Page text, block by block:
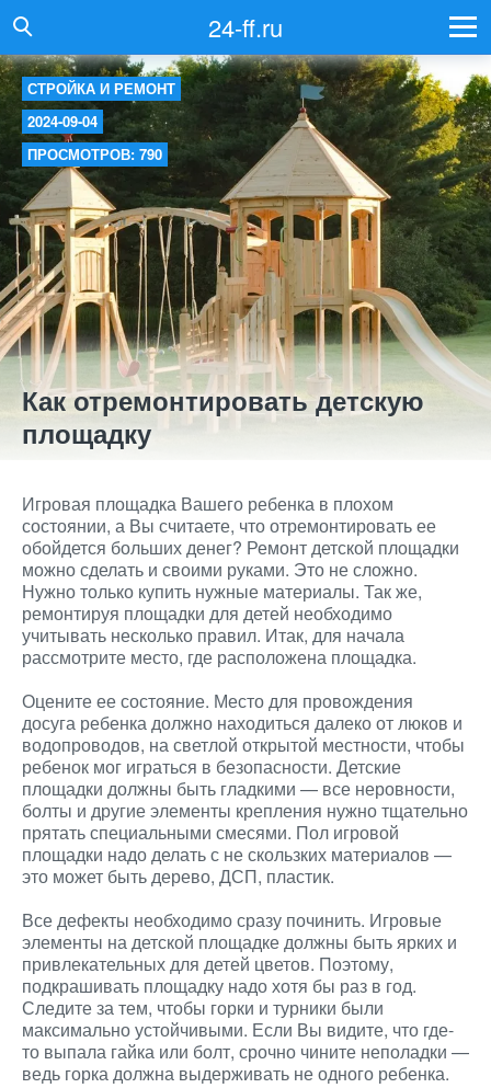
24-ff.ru
СТРОЙКА И РЕМОНТ
2024-09-04
ПРОСМОТРОВ: 790
Как отремонтировать детскую
площадку
Игровая площадка Вашего ребенка в плохом
состоянии, а Вы считаете, что отремонтировать ее
обойдется больших денег? Ремонт детской площадки
можно сделать и своими руками. Это не сложно.
Нужно только купить нужные материалы. Так же,
ремонтируя площадки для детей необходимо
учитывать несколько правил. Итак, для начала
рассмотрите место, где расположена площадка.
Оцените ее состояние. Место для провождения
досуга ребенка должно находиться далеко от люков и
водопроводов, на светлой открытой местности, чтобы
ребенок мог играться в безопасности. Детские
площадки должны быть гладкими — все неровности,
болты и другие элементы крепления нужно тщательно
прятать специальными смесями. Пол игровой
площадки надо делать с не скользких материалов —
это может быть дерево, ДСП, пластик.
Все дефекты необходимо сразу починить. Игровые
элементы на детской площадке должны быть ярких и
привлекательных для детей цветов. Поэтому,
подкрашивать площадку надо хотя бы раз в год.
Следите за тем, чтобы горки и турники были
максимально устойчивыми. Если Вы видите, что где-
то выпала гайка или болт, срочно чините неполадки —
ведь горка должна выдерживать не одного ребенка.